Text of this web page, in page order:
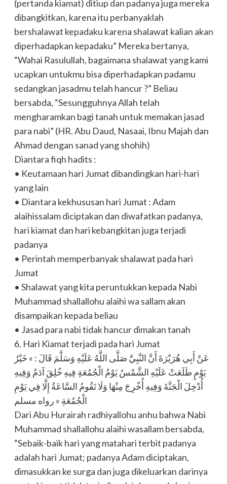
(pertanda kiamat) ditiup dan padanya juga mereka
dibangkitkan, karena itu perbanyaklah
bershalawat kepadaku karena shalawat kalian akan
diperhadapkan kepadaku” Mereka bertanya,
“Wahai Rasulullah, bagaimana shalawat yang kami
ucapkan untukmu bisa diperhadapkan padamu
sedangkan jasadmu telah hancur ?” Beliau
bersabda, “Sesungguhnya Allah telah
mengharamkan bagi tanah untuk memakan jasad
para nabi” (HR. Abu Daud, Nasaai, Ibnu Majah dan
Ahmad dengan sanad yang shohih)
Diantara fiqh hadits :
• Keutamaan hari Jumat dibandingkan hari-hari
yang lain
• Diantara kekhususan hari Jumat : Adam
alaihissalam diciptakan dan diwafatkan padanya,
hari kiamat dan hari kebangkitan juga terjadi
padanya
• Perintah memperbanyak shalawat pada hari
Jumat
• Shalawat yang kita peruntukkan kepada Nabi
Muhammad shallallohu alaihi wa sallam akan
disampaikan kepada beliau
• Jasad para nabi tidak hancur dimakan tanah
6. Hari Kiamat terjadi pada hari Jumat
عَنْ أَبِي هُرَيْرَةَ أَنَّ النَّبِيَّ صَلَّى اللَّهُ عَلَيْهِ وَسَلَّمَ قَالَ : » خَيْرُ
يَوْمٍ طَلَعَتْ عَلَيْهِ الشَّمْسُ يَوْمُ الْجُمُعَةِ فِيهِ خُلِقَ آدَمُ وَفِيهِ
أُدْخِلَ الْجَنَّةَ وَفِيهِ أُخْرِجَ مِنْهَا وَلَا تَقُومُ السَّاعَةُ إِلَّا فِي يَوْمِ
الْجُمُعَةِ « رواه مسلم
Dari Abu Hurairah radhiyallohu anhu bahwa Nabi
Muhammad shallallohu alaihi wasallam bersabda,
“Sebaik-baik hari yang matahari terbit padanya
adalah hari Jumat; padanya Adam diciptakan,
dimasukkan ke surga dan juga dikeluarkan darinya